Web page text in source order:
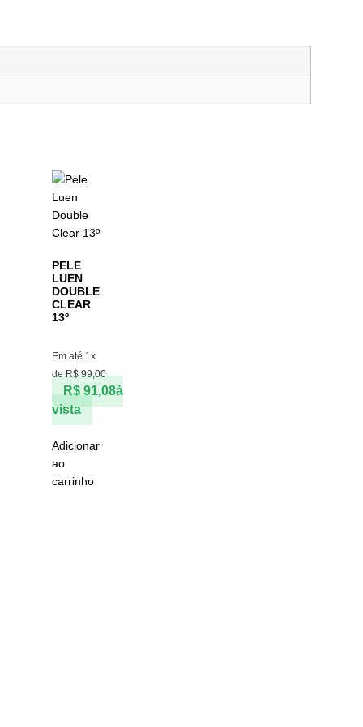
PELE
LUEN
DOUBLE
CLEAR
13º
Em até 1x
deR$99,00
R$91,08à
vista
Adicionar
ao
carrinho